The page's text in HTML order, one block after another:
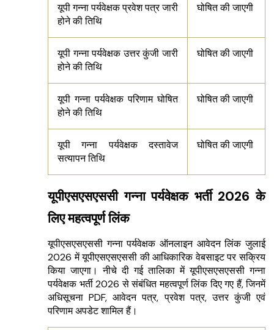
यूपी गन्ना पर्यवेक्षक प्रवेश पत्र जारी
होने की तिथि
घोषित की जाएगी
यूपी गन्ना पर्यवेक्षक उत्तर कुंजी जारी
होने की तिथि
घोषित की जाएगी
यूपी गन्ना पर्यवेक्षक परिणाम घोषित
होने की तिथि
घोषित की जाएगी
यूपी गन्ना पर्यवेक्षक दस्तावेज
सत्यापन तिथि
घोषित की जाएगी
यूपीएसएसएससी गन्ना पर्यवेक्षक भर्ती 2026 के
लिए महत्वपूर्ण लिंक
यूपीएसएसएससी गन्ना पर्यवेक्षक ऑनलाइन आवेदन लिंक जुलाई
2026 में यूपीएसएसएससी की आधिकारिक वेबसाइट पर सक्रिय
किया जाएगा। नीचे दी गई तालिका में यूपीएसएसएससी गन्ना
पर्यवेक्षक भर्ती 2026 से संबंधित महत्वपूर्ण लिंक दिए गए हैं, जिनमें
अधिसूचना PDF, आवेदन पत्र, प्रवेश पत्र, उत्तर कुंजी एवं
परिणाम अपडेट शामिल हैं।